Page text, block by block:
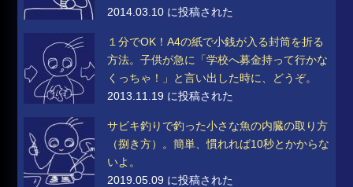
2014.03.10 に投稿された
１分でOK！A4の紙で小銭が入る封筒を折る
方法。子供が急に「学校へ募金持って行かな
くっちゃ！」と言い出した時に、どうぞ。
2013.11.19 に投稿された
サビキ釣りで釣った小さな魚の内臓の取り方
（捌き方）。簡単、慣れれば10秒とかからな
いよ。
2019.05.09 に投稿された